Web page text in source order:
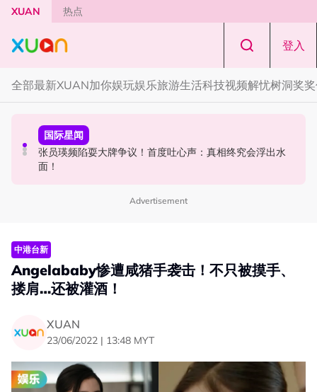
Skip to main content
XUAN 热点
登入
全部最新XUAN加你娱玩娱乐旅游生活科技视频解忧树洞奖
演唱会
F✦FOREVER 首次来马开唱！万人合唱《流星雨》，梦回
《流星花园》
国际星闻
漫威CEO松口谈MCU未来！Tom Holland有望继续演
Spider-Man！
国际星闻
张员瑛频陷耍大牌争议！首度吐心声：真相终究会浮出水
面！
Advertisement
中港台新
Angelababy惨遭咸猪手袭击！不只被摸手、
搂肩…还被灌酒！
XUAN
23/06/2022 | 13:48 MYT